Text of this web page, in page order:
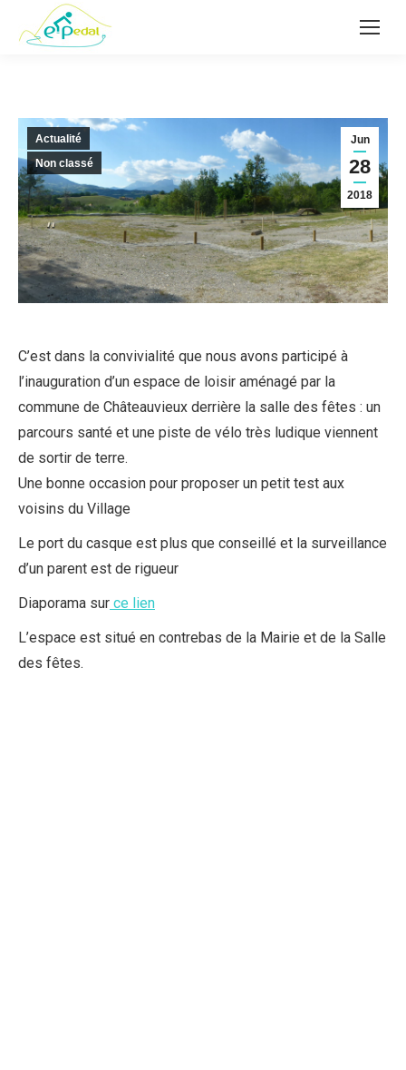
Jun
28
2018
Actualité
Non classé
C’est dans la convivialité que nous avons participé à
l’inauguration d’un espace de loisir aménagé par la
commune de Châteauvieux derrière la salle des fêtes : un
parcours santé et une piste de vélo très ludique viennent
de sortir de terre.
Une bonne occasion pour proposer un petit test aux
voisins du Village
Le port du casque est plus que conseillé et la surveillance
d’un parent est de rigueur
Diaporama sur ce lien
L’espace est situé en contrebas de la Mairie et de la Salle
des fêtes.